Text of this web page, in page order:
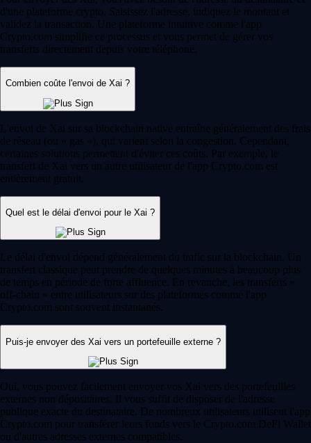
d'une plateforme crypto. Saisissez l'adresse, indiquez le montant et
validez la transaction. Une plateforme intuitive comme l'app
Crypto.com simplifie ce processus et vous permet de gérer vos
transferts directement depuis votre téléphone.
Combien coûte l'envoi de Xai ?
L'envoi de Xai sur sa blockchain native entraîne généralement des frais
de réseau (ou « gas »), qui varient selon la congestion. Cependant,
certaines solutions permettent d'éviter ces coûts. Par exemple, le
transfert de Xai vers un autre utilisateur de l'app Crypto.com est
entièrement gratuit.
Quel est le délai d'envoi pour le Xai ?
Le délai d'envoi dépend généralement du trafic sur la blockchain. Un
transfert classique peut prendre de quelques minutes à beaucoup plus
de temps en période de forte affluence. En revanche, les transferts «
off-chain » entre utilisateurs sur des plateformes comme l'app
Crypto.com sont souvent instantanés.
Puis-je envoyer des Xai vers un portefeuille externe ?
Oui, vous pouvez facilement envoyer vos Xai vers des portefeuilles
externes non dépositaires. Il vous suffit de disposer de l'adresse
publique exacte du destinataire. De nombreux utilisateurs utilisent l'app
Crypto.com pour transférer leurs fonds vers le Crypto.com DeFi Wallet
ou d'autres adresses externes compatibles.